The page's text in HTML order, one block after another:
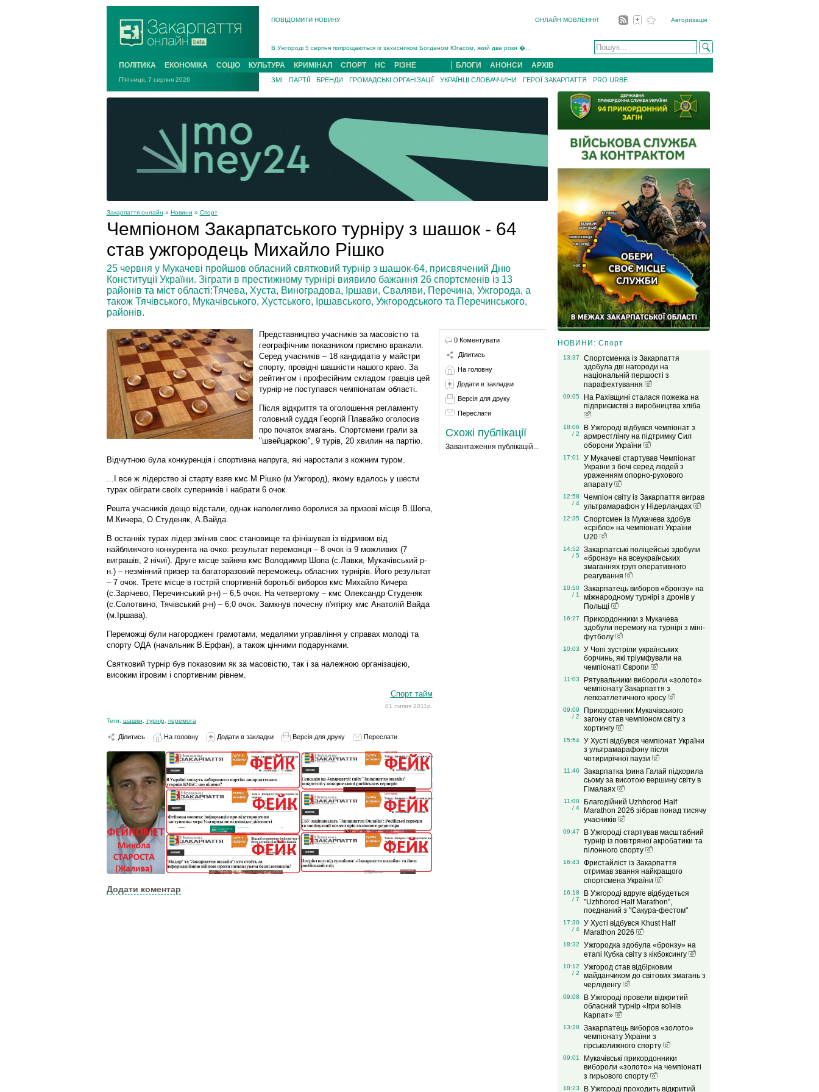
ПОВІДОМИТИ НОВИНУ ОНЛАЙН МОВЛЕННЯ Авторизація
Інструктора районного ТЦК на Закарпатті судитимуть за обвинуваченням у катув...
В Ужгороді 5 серпня попрощаються із захисником Богданом Югасом, який два роки �...
Підтвердили загибель захисника із Нанкова на Хустщині Юліана Гербея (ФОТО)[/gree...
На війні з рф поліг військовий з Виноградова Ігнат Роздяловський (ФОТО)...
На Хустщині внаслідок ДТП за участі трьох авто постраждали 13 людей (ФОТО)...
Інструктора районного ТЦК на Закарпатті судитимуть за обвинувачен...
ПОЛІТИКА ЕКОНОМІКА СОЦІО КУЛЬТУРА КРИМІНАЛ СПОРТ НС РІЗНЕ БЛОГИ АНОНСИ АРХІВ
П'ятниця, 7 серпня 2026 ЗМІ ПАРТІЇ БРЕНДИ ГРОМАДСЬКІ ОРГАНІЗАЦІЇ УКРАЇНЦІ СЛОВАЧЧИНИ ГЕРОЇ ЗАКАРПАТТЯ PRO URBE
Закарпаття онлайн » Новини » Спорт
Чемпіоном Закарпатського турніру з шашок - 64
став ужгородець Михайло Рішко
25 червня у Мукачеві пройшов обласний святковий турнір з шашок-64, присвячений Дню
Конституції України. Зіграти в престижному турнірі виявило бажання 26 спортсменів із 13
районів та міст області:Тячева, Хуста, Виноградова, Іршави, Сваляви, Перечина, Ужгорода, а
також Тячівського, Мукачівського, Хустського, Іршавського, Ужгородського та Перечинського,
районів.
Представництво учасників за масовістю та
географічним показником приємно вражали.
Серед учасників – 18 кандидатів у майстри
спорту, провідні шашкісти нашого краю. За
рейтингом і професійним складом гравців цей
турнір не поступався чемпіонатам області.
Після відкриття та оголошення регламенту
головний суддя Георгій Плавайко оголосив
про початок змагань. Спортсмени грали за
"швейцаркою", 9 турів, 20 хвилин на партію.
Відчутною була конкуренція і спортивна напруга, які наростали з кожним туром.
...І все ж лідерство зі старту взяв кмс М.Рішко (м.Ужгород), якому вдалось у шести
турах обіграти своїх суперників і набрати 6 очок.
Решта учасників дещо відстали, однак наполегливо боролися за призові місця В.Шопа,
М.Кичера, О.Студеняк, А.Вайда.
В останніх турах лідер змінив своє становище та фінішував із відривом від
найближчого конкурента на очко: результат переможця – 8 очок із 9 можливих (7
виграшів, 2 нічиї). Друге місце зайняв кмс Володимир Шопа (с.Лавки, Мукачівський р-
н.) – незмінний призер та багаторазовий переможець обласних турнірів. Його результат
– 7 очок. Третє місце в гострій спортивній боротьбі виборов кмс Михайло Кичера
(с.Зарічево, Перечинський р-н) – 6,5 очок. На четвертому – кмс Олександр Студеняк
(с.Солотвино, Тячівський р-н) – 6,0 очок. Замкнув почесну п'ятірку кмс Анатолій Вайда
(м.Іршава).
Переможці були нагороджені грамотами, медалями управління у справах молоді та
спорту ОДА (начальник В.Ерфан), а також цінними подарунками.
Святковий турнір був показовим як за масовістю, так і за належною організацією,
високим ігровим і спортивним рівнем.
Спорт тайм
01 липня 2011р.
Теги: шашки турнір, перемога
Ділитись На головну Додати в закладки Версія для друку Переслати
Додати коментар
0 Коментувати
Ділитись
На головну
Додати в закладки
Версія для друку
Переслати
Схожі публікації
Завантаження публікацій...
НОВИНИ: Спорт
13:37
Спортсменка із Закарпаття
здобула дві нагороди на
національній першості з
парафехтування
09:05
На Рахівщині сталася пожежа на
підприємстві з виробництва хліба
18:06
/ 2
В Ужгороді відбувся чемпіонат з
армрестлінгу на підтримку Сил
оборони України
17:01
У Мукачеві стартував Чемпіонат
України з бочі серед людей з
ураженням опорно-рухового
апарату
12:58
/ 4
Чемпіон світу із Закарпаття виграв
ультрамарафон у Нідерландах
12:35
Спортсмен із Мукачева здобув
«срібло» на чемпіонаті України
U20
14:52
/ 5
Закарпатські поліцейські здобули
«бронзу» на всеукраїнських
змаганнях груп оперативного
реагування
10:50
/ 1
Закарпатець виборов «бронзу» на
міжнародному турнірі з дронів у
Польщі
16:27
Прикордонники з Мукачева
здобули перемогу на турнірі з міні-
футболу
10:03
У Чопі зустріли українських
борчинь, які тріумфували на
чемпіонаті Європи
11:03
Рятувальники вибороли «золото»
чемпіонату Закарпаття з
легкоатлетичного кросу
09:09
/ 2
Прикордонник Мукачівського
загону став чемпіоном світу з
хортингу
15:54
У Хусті відбувся чемпіонат України
з ультрамарафону після
чотирирічної паузи
11:46
Закарпатка Ірина Галай підкорила
сьому за висотою вершину світу в
Гімалаях
11:00
/ 4
Благодійний Uzhhorod Half
Marathon 2026 зібрав понад тисячу
учасників
09:47
В Ужгороді стартував масштабний
турнір із повітряної акробатики та
пілонного спорту
16:43
Фристайліст із Закарпаття
отримав звання найкращого
спортсмена України
16:18
/ 7
В Ужгороді вдруге відбудеться
"Uzhhorod Half Marathon",
поєднаний з "Сакура-фестом"
17:30
/ 4
У Хусті відбувся Khust Half
Marathon 2026
18:32
Ужгородка здобула «бронзу» на
етапі Кубка світу з кікбоксингу
10:12
/ 2
Ужгород став відбірковим
майданчиком до світових змагань з
черліденгу
09:08
В Ужгороді провели відкритий
обласний турнір «Ігри воїнів
Карпат»
13:28
Закарпатець виборов «золото»
чемпіонату України з
гірськолижного спорту
09:01
Мукачівські прикордонники
вибороли «золото» на чемпіонаті
з гирьового спорту
18:23
В Ужгороді проходить відкритий